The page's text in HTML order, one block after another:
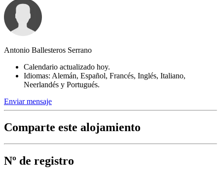
Antonio Ballesteros Serrano
Calendario actualizado hoy.
Idiomas: Alemán, Español, Francés, Inglés, Italiano,
Neerlandés y Portugués.
Enviar mensaje
Comparte este alojamiento
Nº de registro